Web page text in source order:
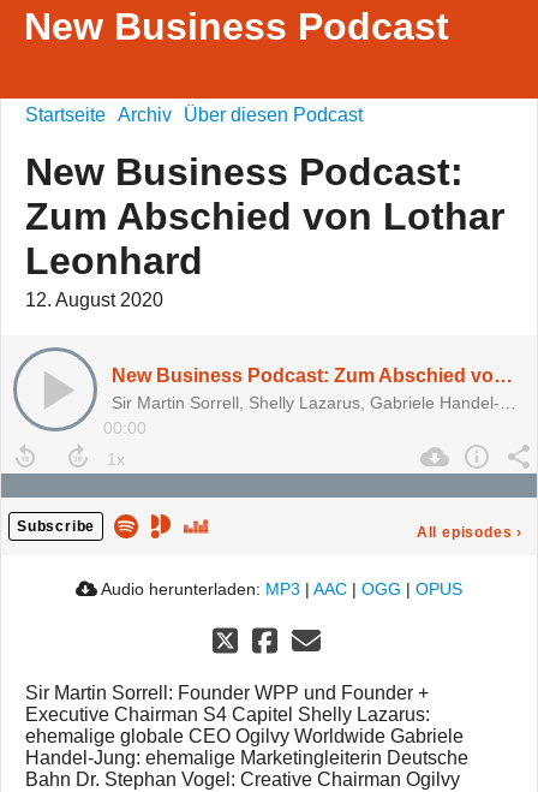
New Business Podcast
Startseite Archiv Über diesen Podcast
New Business Podcast:
Zum Abschied von Lothar
Leonhard
12. August 2020
New Business Podcast: Zum Abschied von Lothar Leonhard
00:00
Subscribe All episodes ›
Audio herunterladen: MP3 | AAC | OGG | OPUS
Sir Martin Sorrell: Founder WPP und Founder +
Executive Chairman S4 Capitel Shelly Lazarus:
ehemalige globale CEO Ogilvy Worldwide Gabriele
Handel-Jung: ehemalige Marketingleiterin Deutsche
Bahn Dr. Stephan Vogel: Creative Chairman Ogilvy